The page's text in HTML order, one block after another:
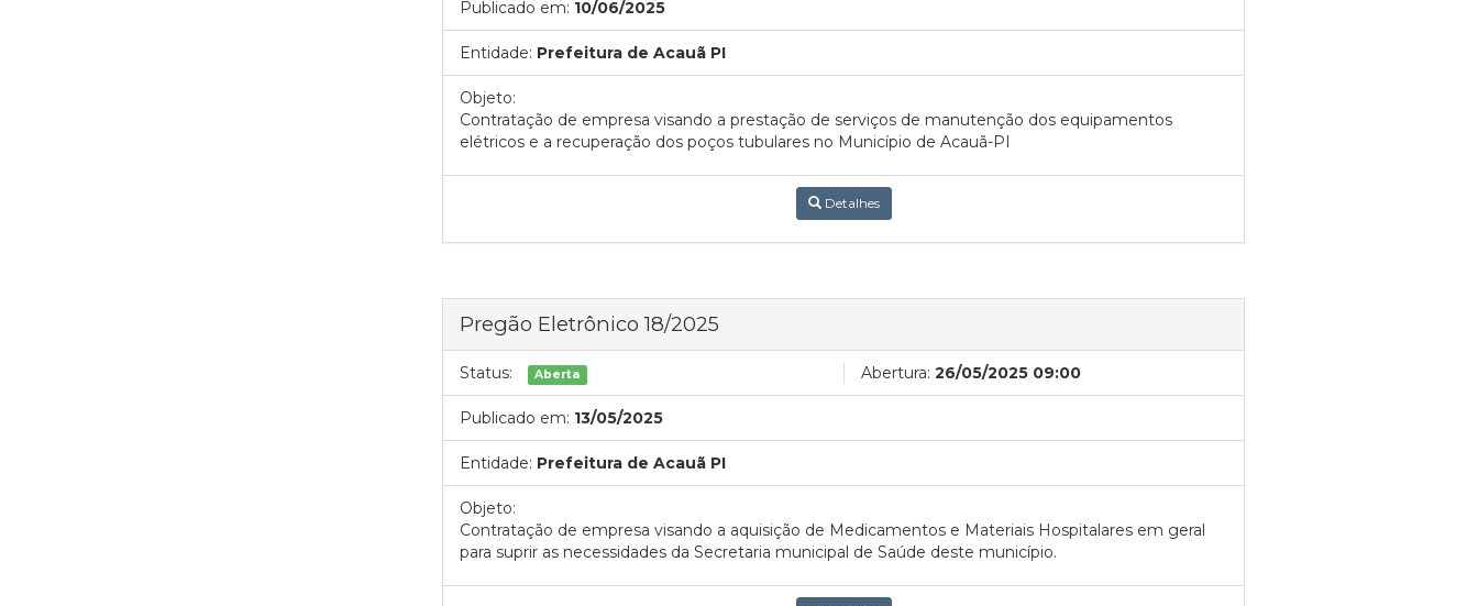
Publicado em: 10/06/2025
Entidade: Prefeitura de Acauã PI
Objeto:
Contratação de empresa visando a prestação de serviços de manutenção dos equipamentos
elétricos e a recuperação dos poços tubulares no Município de Acauã-PI
Detalhes
Pregão Eletrônico 18/2025
Status: Aberta Abertura: 26/05/2025 09:00
Publicado em: 13/05/2025
Entidade: Prefeitura de Acauã PI
Objeto:
Contratação de empresa visando a aquisição de Medicamentos e Materiais Hospitalares em geral
para suprir as necessidades da Secretaria municipal de Saúde deste município.